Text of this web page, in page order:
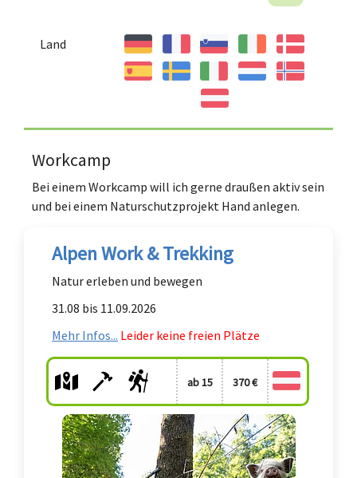
Land
Workcamp
Bei einem Workcamp will ich gerne draußen aktiv sein
und bei einem Naturschutzprojekt Hand anlegen.
Alpen Work & Trekking
Natur erleben und bewegen
31.08 bis 11.09.2026
Mehr Infos... Leider keine freien Plätze
ab 15 370 €